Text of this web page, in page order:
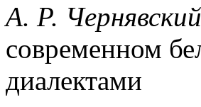
А. Р.
современном
диалектами